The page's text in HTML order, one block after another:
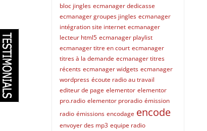
bloc jingles ecmanager dedicasse
ecmanager groupes jingles ecmanager
intégration site internet ecmanager
lecteur html5 ecmanager playlist
ecmanager titre en court ecmanager
titres à la demande ecmanager titres
récents ecmanager widgets ecmanager
wordpress écoute radio au travail
editeur de page elementor elementor
pro.radio elementor proradio émission
radio émissions encodage encode
envoyer des mp3 equipe radio